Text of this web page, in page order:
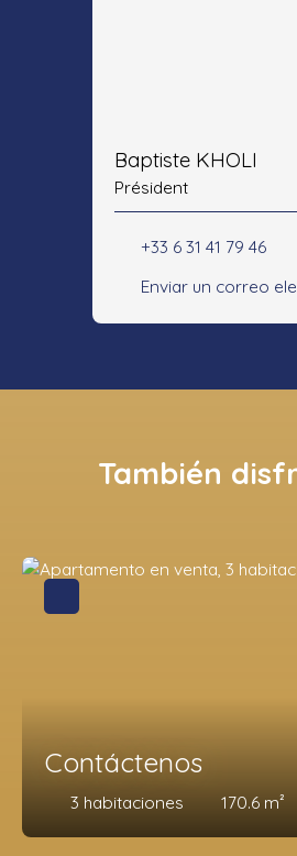
Baptiste KHOLI
Président
+33 6 31 41 79 46
Enviar un correo
También
Contáctenos
3 habitaciones 170.6 m²